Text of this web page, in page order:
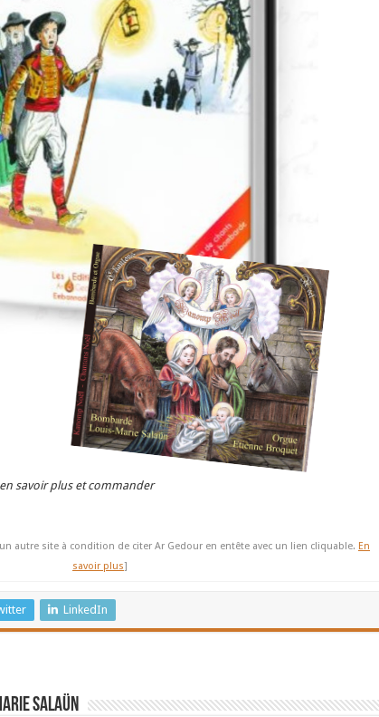
savoir plus et commander
un autre site à condition de citer Ar Gedour en entête avec un lien cliquable. En
savoir plus]
LinkedIn
Salaün